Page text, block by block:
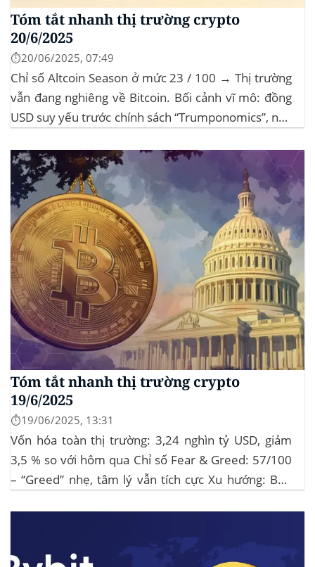
Tóm tắt nhanh thị trường crypto
20/6/2025
⏱️20/06/2025, 07:49
Chỉ số Altcoin Season ở mức 23 / 100 → Thị trường
vẫn đang nghiêng về Bitcoin. Bối cảnh vĩ mô: đồng
USD suy yếu trước chính sách “Trumponomics”, nhà
Sự kiện Chi tiết Hack 100 triệu USD...
Tóm tắt nhanh thị trường crypto
19/6/2025
⏱️19/06/2025, 13:31
Vốn hóa toàn thị trường: 3,24 nghìn tỷ USD, giảm
3,5 % so với hôm qua Chỉ số Fear & Greed: 57/100
– “Greed” nhẹ, tâm lý vẫn tích cực Xu hướng: BTC